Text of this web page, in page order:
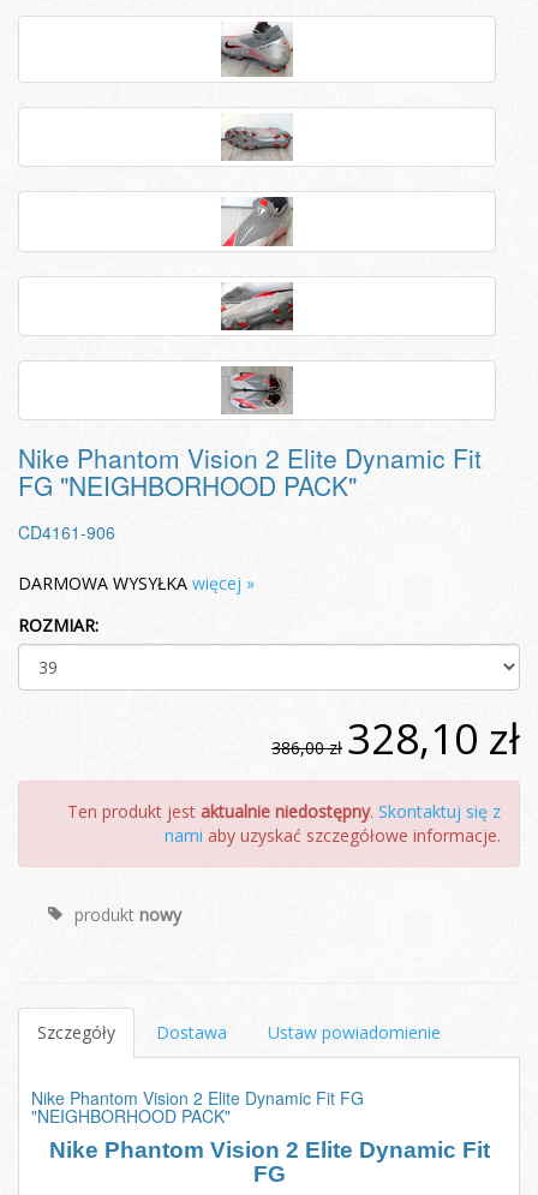
Nike Phantom Vision 2 Elite Dynamic Fit
FG "NEIGHBORHOOD PACK"
CD4161-906
DARMOWA WYSYŁKA więcej »
ROZMIAR:
386,00 zł 328,10 zł
Ten produkt jest aktualnie niedostępny. Skontaktuj się z
nami aby uzyskać szczegółowe informacje.
produkt nowy
Szczegóły Dostawa Ustaw powiadomienie
Nike Phantom Vision 2 Elite Dynamic Fit FG
"NEIGHBORHOOD PACK"
Nike Phantom Vision 2 Elite Dynamic Fit
FG